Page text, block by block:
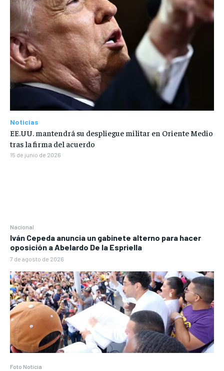
Nacional
Iván Cepeda anuncia un gabinete alterno para hacer
oposición a Abelardo De la Espriella
7 de agosto de 2026
Foto Noticia
Noticias
EE.UU. mantendrá su despliegue militar en Oriente Medio
tras la firma del acuerdo
15 de junio de 2026